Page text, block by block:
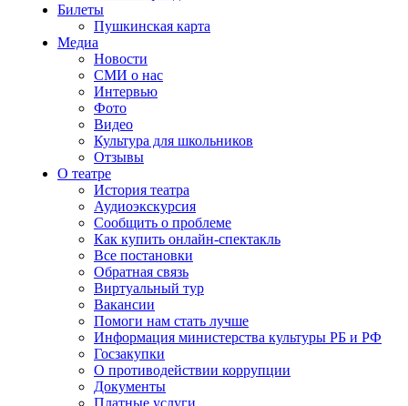
Билеты
Пушкинская карта
Медиа
Новости
СМИ о нас
Интервью
Фото
Видео
Культура для школьников
Отзывы
О театре
История театра
Аудиоэкскурсия
Сообщить о проблеме
Как купить онлайн-спектакль
Все постановки
Обратная связь
Виртуальный тур
Вакансии
Помоги нам стать лучше
Информация министерства культуры РБ и РФ
Госзакупки
О противодействии коррупции
Документы
Платные услуги